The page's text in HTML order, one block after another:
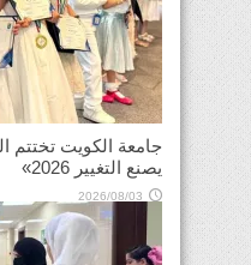
جامعة الكويت تختتم
يصنع التغيير 2026»
2026/08/03